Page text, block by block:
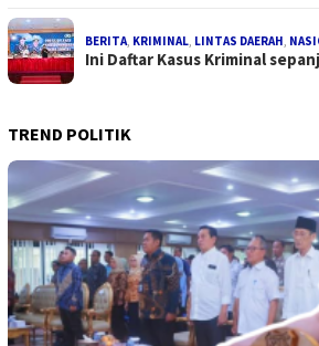
BERITA, KRIMINAL, LINTAS DAERAH,
Ini Daftar Kasus Kriminal
TREND POLITIK